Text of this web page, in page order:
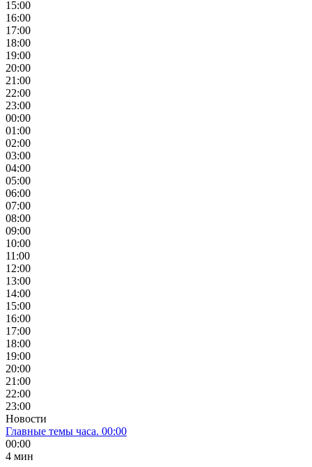
15:00
16:00
17:00
18:00
19:00
20:00
21:00
22:00
23:00
00:00
01:00
02:00
03:00
04:00
05:00
06:00
07:00
08:00
09:00
10:00
11:00
12:00
13:00
14:00
15:00
16:00
17:00
18:00
19:00
20:00
21:00
22:00
23:00
Новости
Главные темы часа. 00:00
00:00
4 мин